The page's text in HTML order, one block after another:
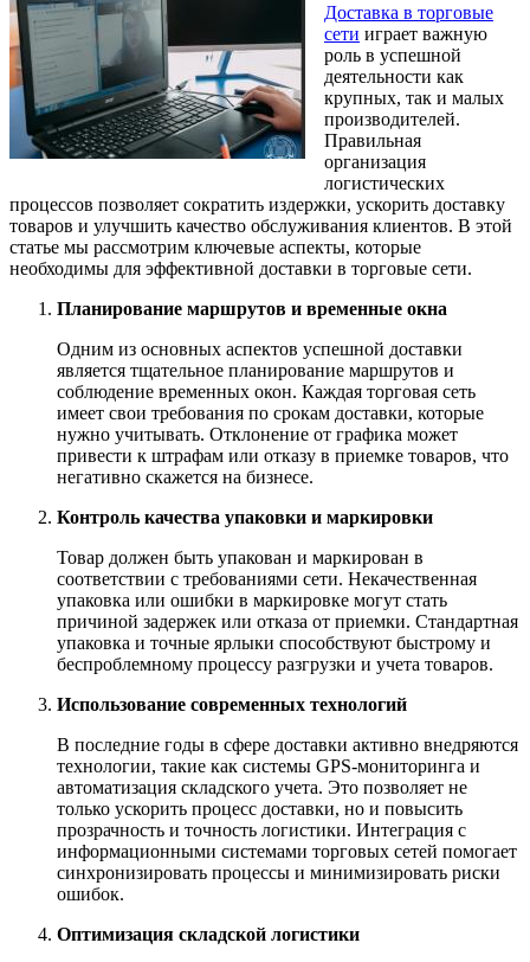
Доставка в торговые
сети играет важную
роль в успешной
деятельности как
крупных, так и малых
производителей.
Правильная
организация
логистических
процессов позволяет сократить издержки, ускорить доставку
товаров и улучшить качество обслуживания клиентов. В этой
статье мы рассмотрим ключевые аспекты, которые
необходимы для эффективной доставки в торговые сети.
Планирование маршрутов и временные окна
Одним из основных аспектов успешной доставки
является тщательное планирование маршрутов и
соблюдение временных окон. Каждая торговая сеть
имеет свои требования по срокам доставки, которые
нужно учитывать. Отклонение от графика может
привести к штрафам или отказу в приемке товаров, что
негативно скажется на бизнесе.
Контроль качества упаковки и маркировки
Товар должен быть упакован и маркирован в
соответствии с требованиями сети. Некачественная
упаковка или ошибки в маркировке могут стать
причиной задержек или отказа от приемки. Стандартная
упаковка и точные ярлыки способствуют быстрому и
беспроблемному процессу разгрузки и учета товаров.
Использование современных технологий
В последние годы в сфере доставки активно внедряются
технологии, такие как системы GPS-мониторинга и
автоматизация складского учета. Это позволяет не
только ускорить процесс доставки, но и повысить
прозрачность и точность логистики. Интеграция с
информационными системами торговых сетей помогает
синхронизировать процессы и минимизировать риски
ошибок.
Оптимизация складской логистики